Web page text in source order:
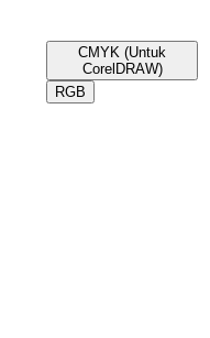
CMYK (Untuk
CorelDRAW)
RGB